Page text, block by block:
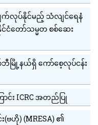
ျက်လုပ်နိုင်မည့် သံလျင်ရေနံ
ငံတော်သမ္မတ စစ်ဆေး
မြို့နယ်ရှိ ကော်စေ့လုပ်ငန်း
င်း ICRC အတည်ပြု
(ဗဟို) (MRESA) ၏